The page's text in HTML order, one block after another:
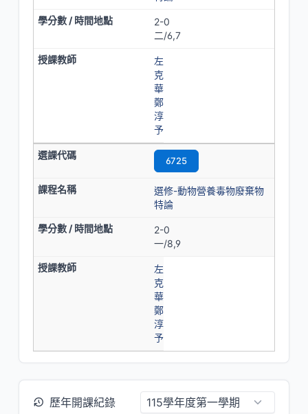
2-0
二/6,7
左
克
華
鄭
淳
予
6725
選修-動物營養毒物廢棄物
特論
2-0
一/8,9
左
克
華
鄭
淳
予
歷年開課紀錄